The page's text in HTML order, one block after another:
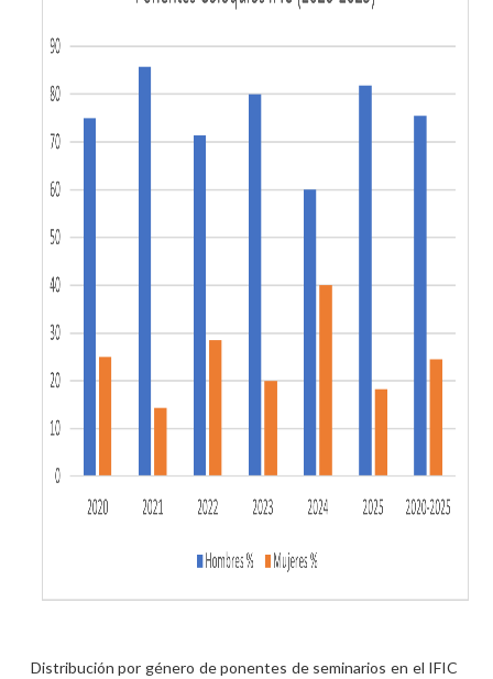
Distribución por género de ponentes de seminarios en el IFIC